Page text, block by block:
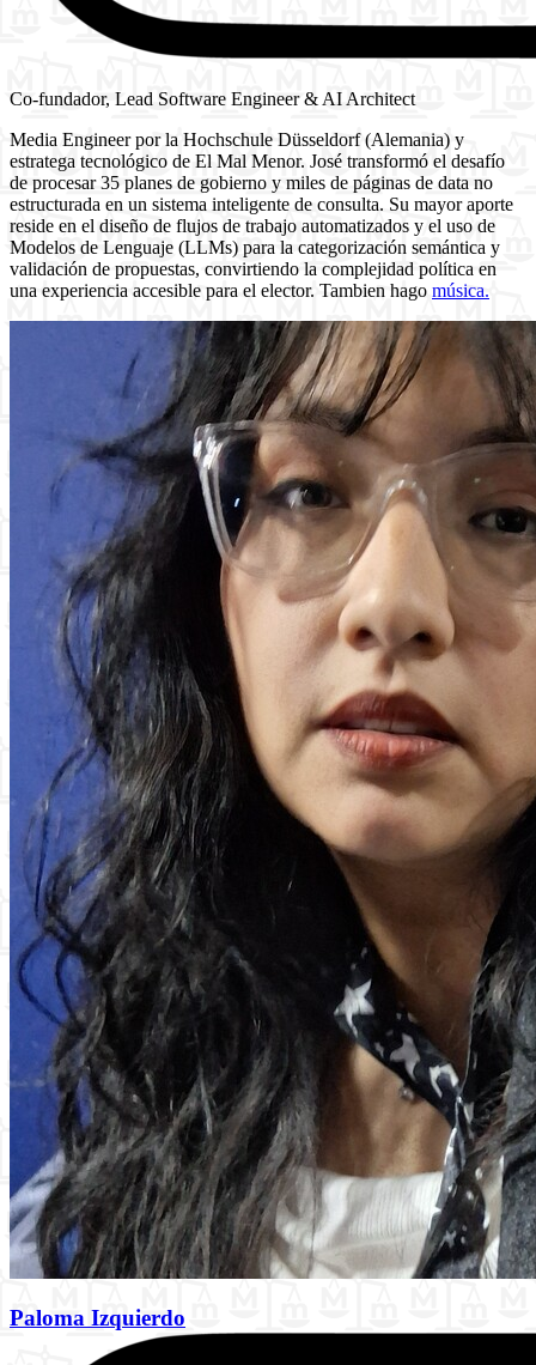
Co-fundador, Lead Software Engineer & AI Architect
Media Engineer por la Hochschule Düsseldorf (Alemania) y
estratega tecnológico de El Mal Menor. José transformó el desafío
de procesar 35 planes de gobierno y miles de páginas de data no
estructurada en un sistema inteligente de consulta. Su mayor aporte
reside en el diseño de flujos de trabajo automatizados y el uso de
Modelos de Lenguaje (LLMs) para la categorización semántica y
validación de propuestas, convirtiendo la complejidad política en
una experiencia accesible para el elector. Tambien hago música.
Paloma Izquierdo